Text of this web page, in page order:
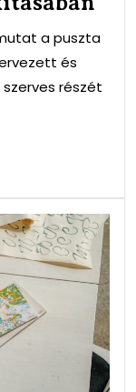
a puszta
és
részét